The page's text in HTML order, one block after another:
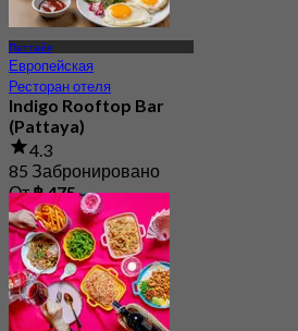
Паттайя
Европейская
Ресторан отеля
Indigo Rooftop Bar
(Pattaya)
4.3
85 Забронировано
От฿ 475